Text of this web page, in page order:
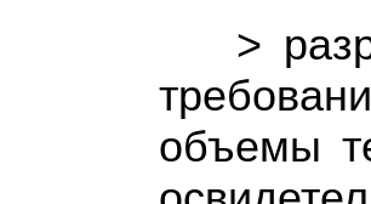
>
объемы